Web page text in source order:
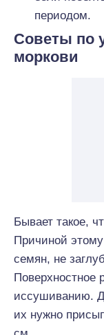
периодом.
Советы по
моркови
Бывает такое,
Причиной
семян, не
Поверхностное
иссушиванию.
их нужно